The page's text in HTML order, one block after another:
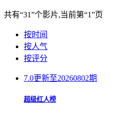
共有“31”个影片,当前第“1”页
按时间
按人气
按评分
7.0更新至20260802期
超级红人榜